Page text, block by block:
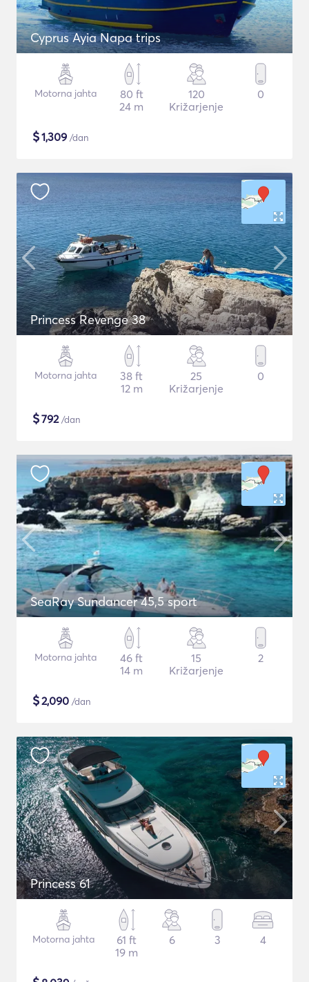
Cyprus Ayia Napa trips
Motorna jahta
80 ft
24 m
120
Križarjenje
0
$1,309 /dan
Princess Revenge 38
Motorna jahta
38 ft
12 m
25
Križarjenje
0
$792/dan
SeaRay Sundancer 45,5 sport
Motorna jahta
46 ft
14 m
15
Križarjenje
2
$2,090 /dan
Princess 61
Motorna jahta
61 ft
19 m
6 3 4